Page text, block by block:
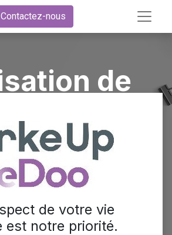
Contactez-nous
de
stocks
un
de votre vie
est notre priorité.